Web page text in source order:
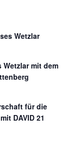
Wetzlar
mit dem
für die
DAVID 21